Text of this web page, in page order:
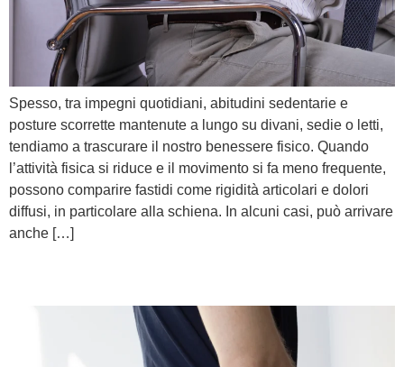
Spesso, tra impegni quotidiani, abitudini sedentarie e
posture scorrette mantenute a lungo su divani, sedie o letti,
tendiamo a trascurare il nostro benessere fisico. Quando
l’attività fisica si riduce e il movimento si fa meno frequente,
possono comparire fastidi come rigidità articolari e dolori
diffusi, in particolare alla schiena. In alcuni casi, può arrivare
anche […]